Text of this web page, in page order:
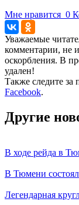
Мне нравится 0
Уважаемые
комментарии, не
оскорбления. В
удален!
Также следите за
Facebook.
Другие
В ходе рейда в
В Тюмени
Легендарная